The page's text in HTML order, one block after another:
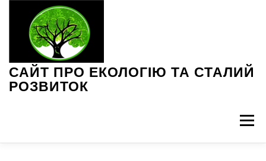
САЙТ ПРО ЕКОЛОГІЮ ТА СТАЛИЙ
РОЗВИТОК
Меню